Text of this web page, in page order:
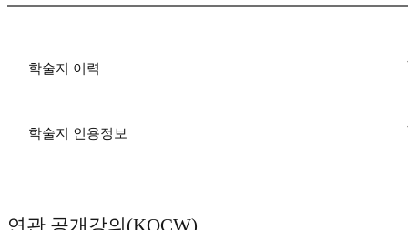
학술지 이력
학술지 인용정보
연관 공개강의(KOCW)